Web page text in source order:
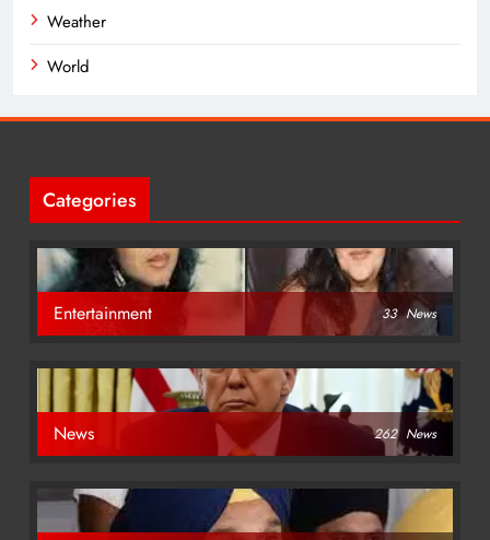
Weather
World
Categories
Entertainment 33 News
News 262 News